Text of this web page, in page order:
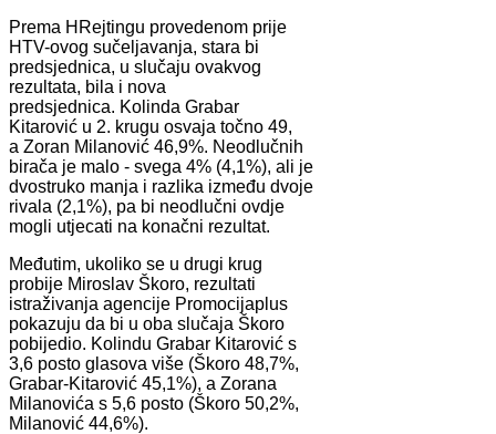
Prema HRejtingu provedenom prije
HTV-ovog sučeljavanja, stara bi
predsjednica, u slučaju ovakvog
rezultata, bila i nova
predsjednica. Kolinda Grabar
Kitarović u 2. krugu osvaja točno 49,
a Zoran Milanović 46,9%. Neodlučnih
birača je malo - svega 4% (4,1%), ali je
dvostruko manja i razlika između dvoje
rivala (2,1%), pa bi neodlučni ovdje
mogli utjecati na konačni rezultat.
Međutim, ukoliko se u drugi krug
probije Miroslav Škoro, rezultati
istraživanja agencije Promocijaplus
pokazuju da bi u oba slučaja Škoro
pobijedio. Kolindu Grabar Kitarović s
3,6 posto glasova više (Škoro 48,7%,
Grabar-Kitarović 45,1%), a Zorana
Milanovića s 5,6 posto (Škoro 50,2%,
Milanović 44,6%).